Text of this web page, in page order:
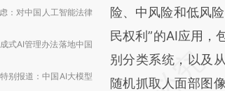
：对中国人工智能法律
式AI管理办法落地中国
别报道：中国AI大模型
险、中风险和低风
民权利”的AI应用，
别分类系统，以及
随机抓取人面部图